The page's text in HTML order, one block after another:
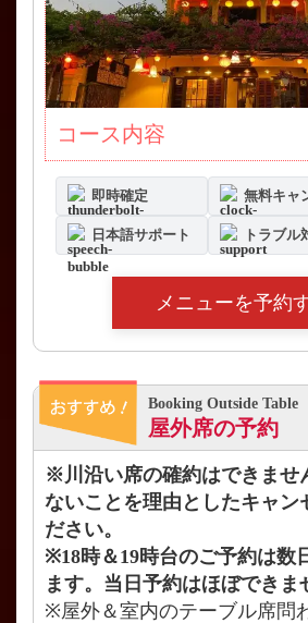
コース内容
即時確定 無料キャ
日本語サポート トラブル
メニューを予約
Booking Outside Table
屋外席の予約
※川沿い席の確約はできませ
ないことを理由としたキャン
ださい。
※18時＆19時台のご予約は数
ます。当日予約はほぼできま
※屋外＆室内のテーブル席問